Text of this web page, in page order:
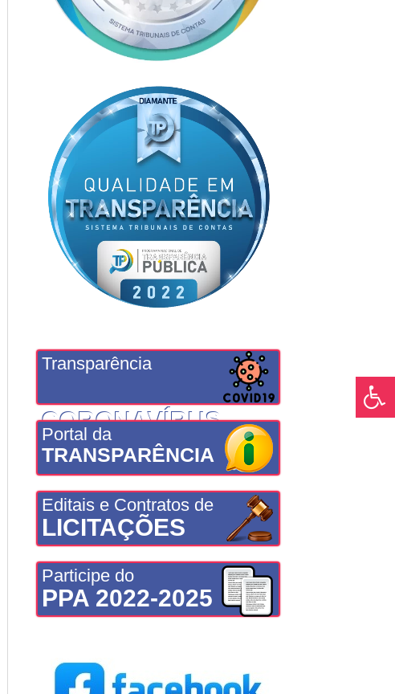
Transparência
CORONAVÍRUS
Portal da
TRANSPARÊNCIA
Editais e Contratos de
LICITAÇÕES
Participe do
PPA 2022-2025